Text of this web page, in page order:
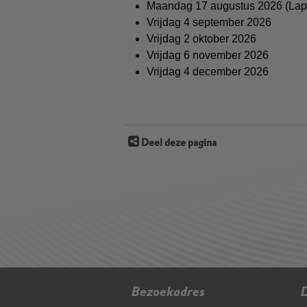
Maandag 17 augustus 2026
Vrijdag 4 september 2026
Vrijdag 2 oktober 2026
Vrijdag 6 november 2026
Vrijdag 4 december 2026
Deel deze pagina
Bezoekadres